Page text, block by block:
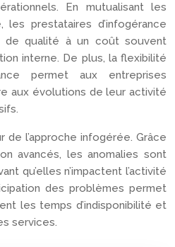
En mutualisant les
les prestataires d’infogérance
de qualité à un coût souvent
interne. De plus, la flexibilité
permet aux entreprises
aux évolutions de leur activité
l’approche infogérée. Grâce
avancés, les anomalies sont
qu’elles n’impactent l’activité
des problèmes permet
les temps d’indisponibilité et
services.